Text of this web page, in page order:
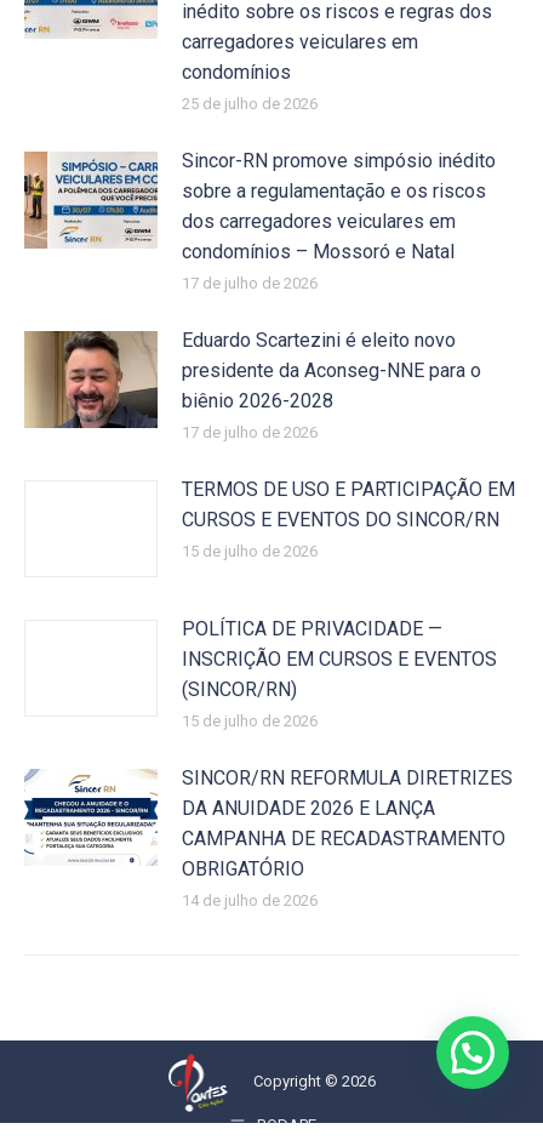
inédito sobre os riscos e regras dos
carregadores veiculares em
condomínios
25 de julho de 2026
Sincor-RN promove simpósio inédito
sobre a regulamentação e os riscos
dos carregadores veiculares em
condomínios – Mossoró e Natal
17 de julho de 2026
Eduardo Scartezini é eleito novo
presidente da Aconseg-NNE para o
biênio 2026-2028
17 de julho de 2026
TERMOS DE USO E PARTICIPAÇÃO EM
CURSOS E EVENTOS DO SINCOR/RN
15 de julho de 2026
POLÍTICA DE PRIVACIDADE —
INSCRIÇÃO EM CURSOS E EVENTOS
(SINCOR/RN)
15 de julho de 2026
SINCOR/RN REFORMULA DIRETRIZES
DA ANUIDADE 2026 E LANÇA
CAMPANHA DE RECADASTRAMENTO
OBRIGATÓRIO
14 de julho de 2026
Copyright © 2026
RODAPE